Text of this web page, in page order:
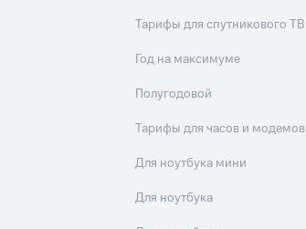
Тарифы для спутникового ТВ
Год на максимуме
Полугодовой
Тарифы для часов и модемов
Для ноутбука мини
Для ноутбука